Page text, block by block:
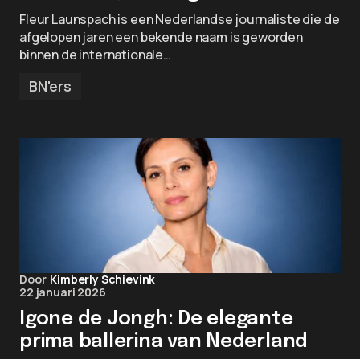
Fleur Launspach is een Nederlandse journaliste die de
afgelopen jaren een bekende naam is geworden
binnen de internationale…
BN'ers
Door Kimberly Schievink
22 januari 2026
Igone de Jongh: De elegante
prima ballerina van Nederland